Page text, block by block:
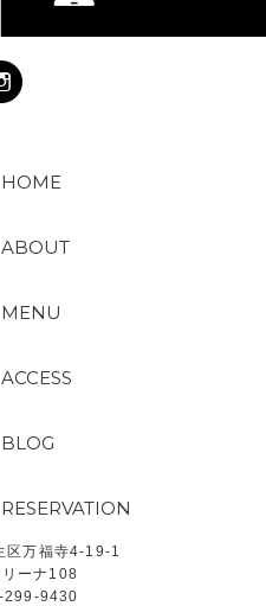
HOME
ABOUT
MENU
ACCESS
BLOG
RESERVATION
区万福寺4-19-1
ーナ108
299-9430